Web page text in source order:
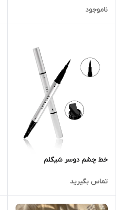
ناموجود
خط چشم دوسر شیگلم
تماس بگیرید